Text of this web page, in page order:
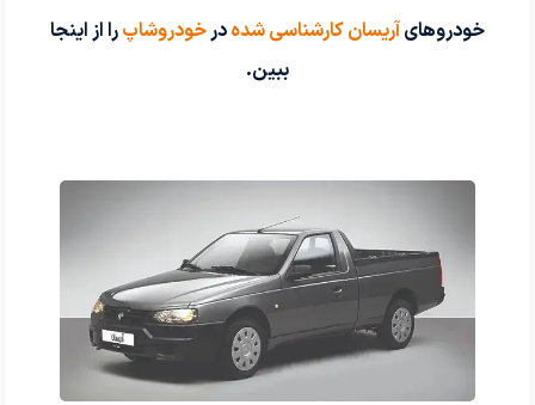
خودروهایآریسان کارشناسی شدهدرخودروشاپرا از اینجا
ببین.